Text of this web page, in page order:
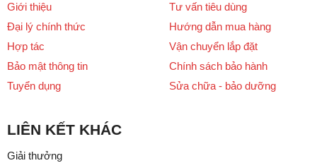
Giới thiệu
Đại lý chính thức
Hợp tác
Bảo mật thông tin
Tuyển dụng
Tư vấn tiêu dùng
Hướng dẫn mua hàng
Vận chuyển lắp đặt
Chính sách bảo hành
Sửa chữa - bảo dưỡng
LIÊN KẾT KHÁC
Giải thưởng